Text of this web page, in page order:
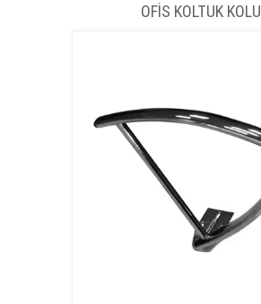
OFİS KOLTUK KOLU